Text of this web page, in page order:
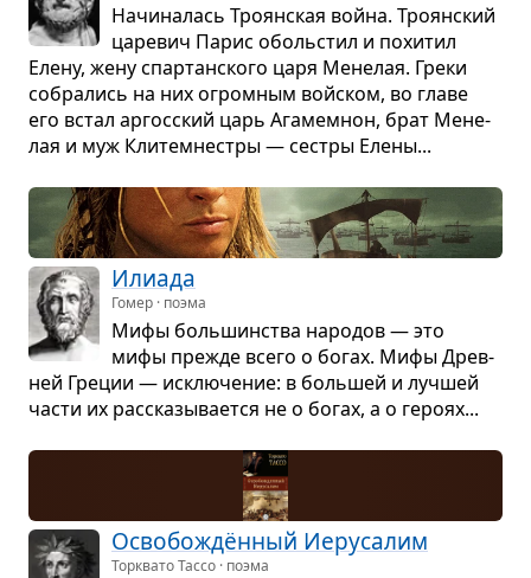
Начи­на­лась Тро­ян­ская война. Тро­ян­ский
царе­вич Парис обо­льстил и похи­тил
Елену, жену спар­тан­ского царя Мене­лая. Греки
собра­лись на них огром­ным войском, во главе
его встал аргос­ский царь Ага­мемнон, брат Мене­
лая и муж Кли­тем­не­стры — сестры Елены...
Или­ада
Гомер · поэма
Мифы боль­шин­ства наро­дов — это
мифы прежде всего о богах. Мифы Древ­
ней Гре­ции — исклю­че­ние: в боль­шей и луч­шей
части их рас­ска­зы­ва­ется не о богах, а о героях...
Осво­бо­ждён­ный Иеру­са­лим
Торквато Тассо · поэма